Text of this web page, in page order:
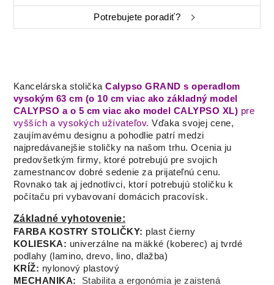
Potrebujete poradiť?
Kancelárska stoličkaCalypso GRAND s operadlom
vysokým 63 cm (o 10 cm viac ako základný model
CALYPSO a o 5 cm viac ako model CALYPSO XL) pre
vyšších a vysokých užívateľov. Vďaka svojej cene,
zaujímavému designu a pohodlie patrí medzi
najpredávanejšie stoličky na našom trhu. Ocenia ju
predovšetkým firmy, ktoré potrebujú pre svojich
zamestnancov dobré sedenie za prijateľnú cenu.
Rovnako tak aj jednotlivci, ktorí potrebujú stoličku k
počítaču pri vybavovaní domácich pracovísk.
Základné vyhotovenie:
FARBA KOSTRY STOLIČKY: plast čierny
KOLIESKA: univerzálne na mäkké (koberec) aj tvrdé
podlahy (lamino, drevo, lino, dlažba)
KRÍŽ: nylonový plastový
MECHANIKA:
Stabilita a ergonómia je zaistená